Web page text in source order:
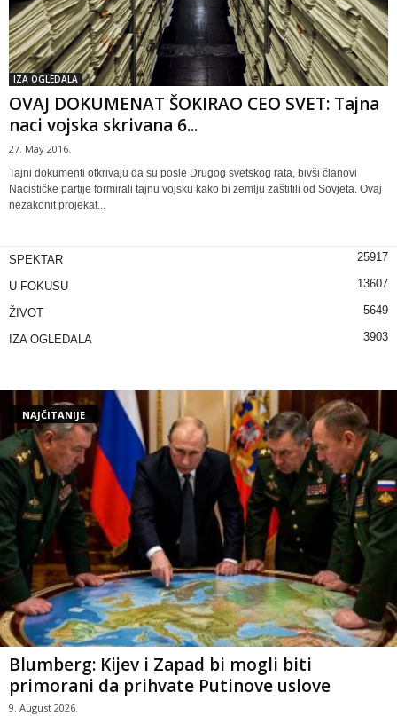
IZA OGLEDALA
OVAJ DOKUMENAT ŠOKIRAO CEO SVET: Tajna
naci vojska skrivana 6...
27. May 2016.
Tajni dokumenti otkrivaju da su posle Drugog svetskog rata, bivši članovi
Nacističke partije formirali tajnu vojsku kako bi zemlju zaštitili od Sovjeta. Ovaj
nezakonit projekat...
SPEKTAR 25917
U FOKUSU 13607
ŽIVOT 5649
IZA OGLEDALA 3903
NAJČITANIJE
Blumberg: Kijev i Zapad bi mogli biti
primorani da prihvate Putinove uslove
9. August 2026.